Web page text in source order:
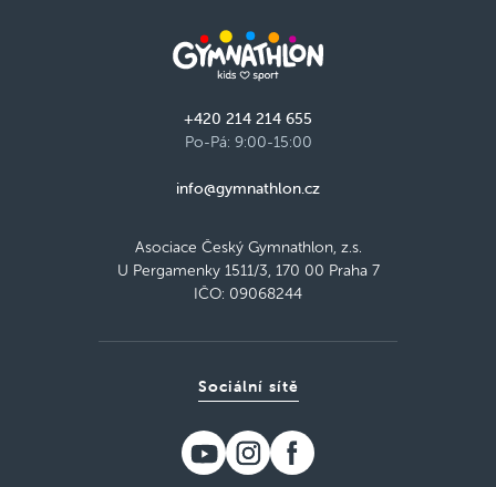
+420 214 214 655
Po-Pá: 9:00-15:00
info@gymnathlon.cz
Asociace Český Gymnathlon, z.s.
U Pergamenky 1511/3, 170 00 Praha 7
IČO: 09068244
Sociální sítě